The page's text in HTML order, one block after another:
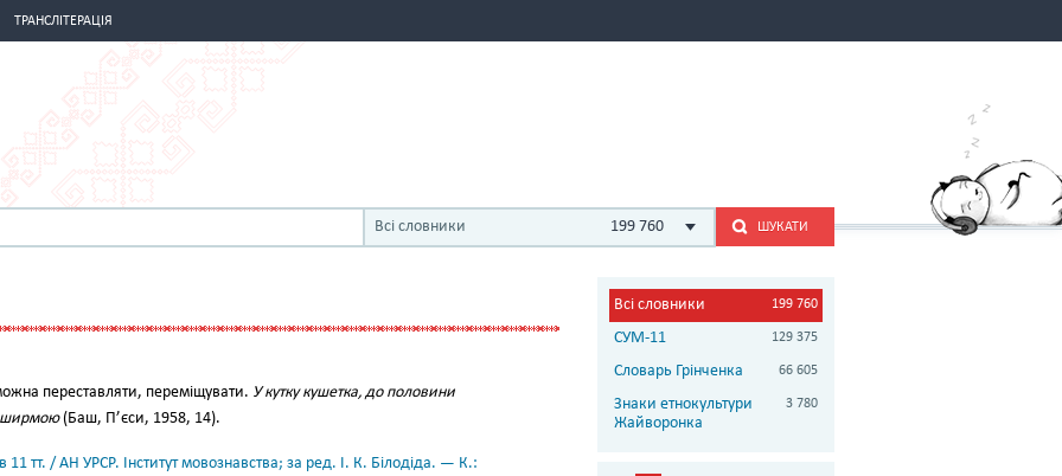
ТРАНСЛІТЕРАЦІЯ
Всі словники 199 760 ШУКАТИ
переставляти, переміщувати. У кутку кушетка, до половини
ширмою(Баш, П’єси, 1958, 14).
11 тт. / АН УРСР. Інститут мовознавства; за ред. І. К. Білодіда. — К.:
Всі словники 199 760
СУМ-11 129 375
Словарь Грінченка 66 605
Знаки етнокультури
Жайворонка
3 780